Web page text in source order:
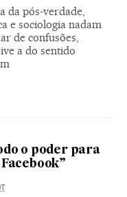
da pós-verdade,
e sociologia nadam
de confusões,
a do sentido
o poder para